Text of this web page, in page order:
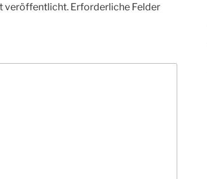
veröffentlicht. Erforderliche Felder